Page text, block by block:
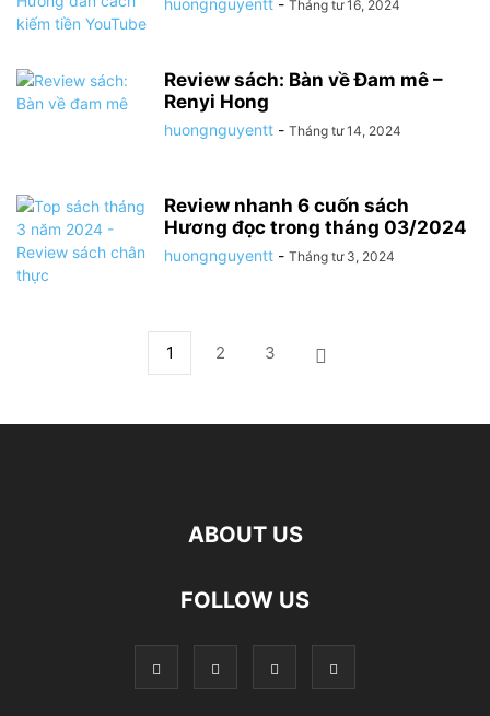
huongnguyentt - Tháng tư 16, 2024
Review sách: Bàn về Đam mê –
Renyi Hong
huongnguyentt - Tháng tư 14, 2024
Review nhanh 6 cuốn sách
Hương đọc trong tháng 03/2024
huongnguyentt - Tháng tư 3, 2024
1 2 3
ABOUT US
FOLLOW US